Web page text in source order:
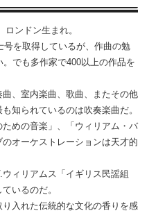
ンドン生まれ。
を取得しているが、作曲の勉
でも多作家で400以上の作品を
、室内楽曲、歌曲、またその他
知られているのは吹奏楽曲だ。
ための音楽」、「ウィリアム・バ
オーケストレーションは天才的
ィリアムス「イギリス民謡組
いるのだ。
入れた伝統的な文化の香りを感